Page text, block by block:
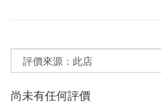
尚未有任何評價